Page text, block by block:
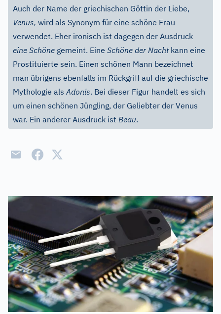
Auch der Name der griechischen Göttin der Liebe,
Venus, wird als Synonym für eine schöne Frau
verwendet. Eher ironisch ist dagegen der Ausdruck
eine Schöne gemeint. Eine Schöne der Nachtkann eine
Prostituierte sein. Einen schönen Mann bezeichnet
man übrigens ebenfalls im Rückgriff auf die griechische
Mythologie alsAdonis. Bei dieser Figur handelt es sich
um einen schönen Jüngling, der Geliebter der Venus
war. Ein anderer Ausdruck ist Beau.